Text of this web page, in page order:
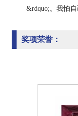
&rdquo;。我怕
奖项荣誉：